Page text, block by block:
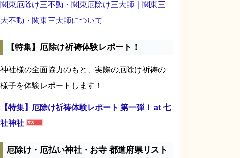
関東厄除け三不動・関東厄除け三大師｜関東三
大不動・関東三大師について
【特集】厄除け祈祷体験レポート！
神社様の全面協力のもと、実際の厄除け祈祷の
様子を体験レポートします！
【特集】厄除け祈祷体験レポート 第一弾！ at 七
社神社
厄除け・厄払い神社・お寺 都道府県リスト